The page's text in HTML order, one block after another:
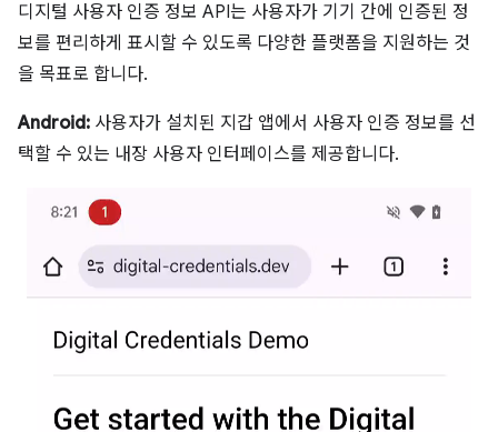
디지털 사용자 인증 정보 API는 사용자가 기기 간에 인증된 정
보를 편리하게 표시할 수 있도록 다양한 플랫폼을 지원하는 것
을 목표로 합니다.
Android: 사용자가 설치된 지갑 앱에서 사용자 인증 정보를 선
택할 수 있는 내장 사용자 인터페이스를 제공합니다.